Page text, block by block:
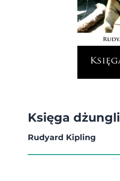
Księga dżungli
Rudyard Kipling